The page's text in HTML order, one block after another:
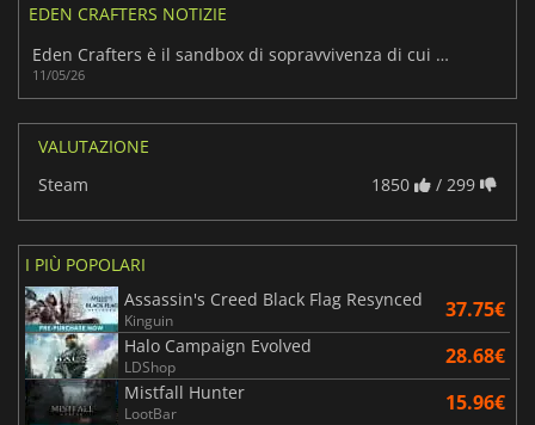
EDEN CRAFTERS NOTIZIE
Eden Crafters è il sandbox di sopravvivenza di cui i giocatori avevano bisogno
11/05/26
VALUTAZIONE
Steam
1850 / 299
I PIÙ POPOLARI
Assassin's Creed Black Flag Resynced
Kinguin 37.75€
Halo Campaign Evolved
LDShop 28.68€
Mistfall Hunter
LootBar 15.96€